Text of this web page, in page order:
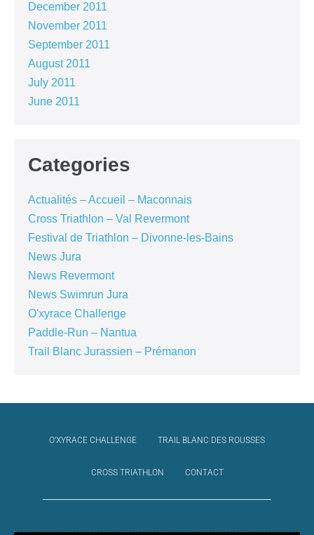
December 2011
November 2011
September 2011
August 2011
July 2011
June 2011
Categories
Actualités – Accueil – Maconnais
Cross Triathlon – Val Revermont
Festival de Triathlon – Divonne-les-Bains
News Jura
News Revermont
News Swimrun Jura
O'xyrace Challenge
Paddle-Run – Nantua
Trail Blanc Jurassien – Prémanon
O’XYRACE CHALLENGE TRAIL BLANC DES ROUSSES
CROSS TRIATHLON CONTACT